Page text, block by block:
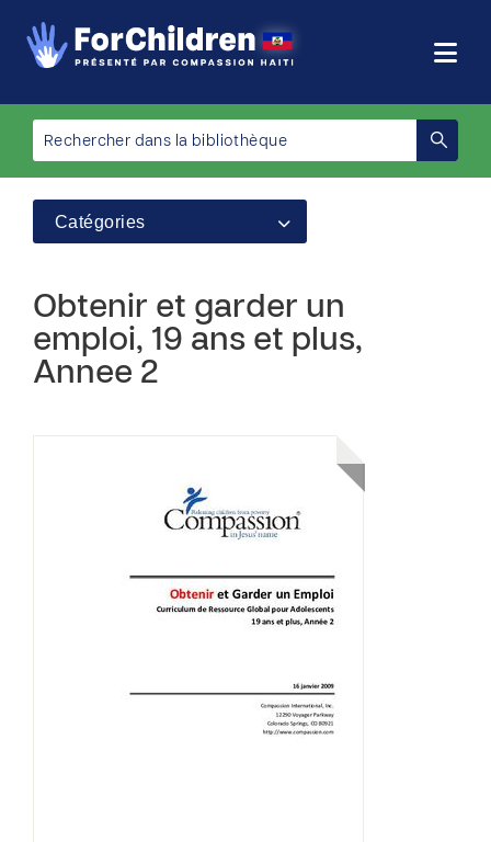
Catégories
Obtenir et garder un
emploi, 19 ans et plus,
Annee 2